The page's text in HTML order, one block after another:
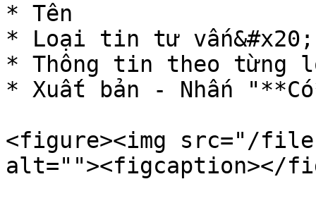
* Tên
* Loại tin tư vấn&#x20;
* Thông tin theo từng
* Xuất bản - Nhấn
<figure><img src="/
alt=""><figcaption></